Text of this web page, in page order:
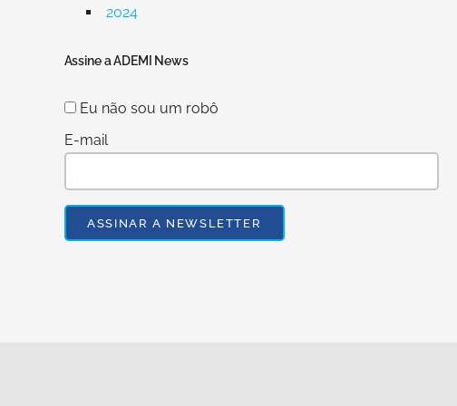
2024
Assine a ADEMI News
Eu não sou um robô
E-mail